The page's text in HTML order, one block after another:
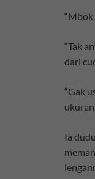
“Mbok
“Tak
dari
“Gak
Ia